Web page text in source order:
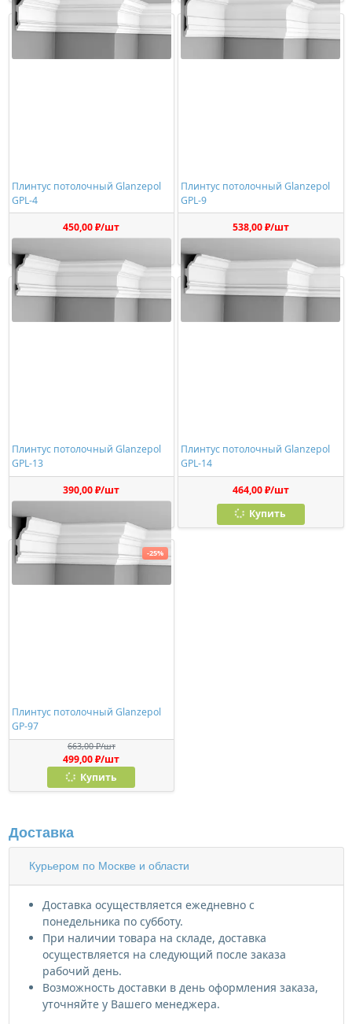
Плинтус потолочный Glanzepol
GPL-4
450,00 ₽/шт
Плинтус потолочный Glanzepol
GPL-9
538,00 ₽/шт
Плинтус потолочный Glanzepol
GPL-13
390,00 ₽/шт
Плинтус потолочный Glanzepol
GPL-14
464,00 ₽/шт
Купить
Плинтус потолочный Glanzepol
GP-97
663,00 ₽/шт
499,00 ₽/шт
Купить
-25%
Доставка
Курьером по Москве и области
Доставка осуществляется ежедневно с
понедельника по субботу.
При наличии товара на складе, доставка
осуществляется на следующий после заказа
рабочий день.
Возможность доставки в день оформления заказа,
уточняйте у Вашего менеджера.